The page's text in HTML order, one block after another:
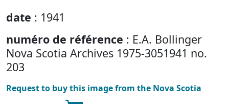
date : 1941
numéro de référence : E.A. Bollinger
Nova Scotia Archives 1975-3051941 no.
203
Request to buy this image from the Nova Scotia